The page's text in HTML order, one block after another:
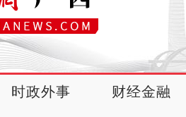
时政外事 财经金融